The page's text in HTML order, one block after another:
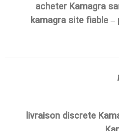
acheter Kamagra
kamagra site fiable–
livraison discrete